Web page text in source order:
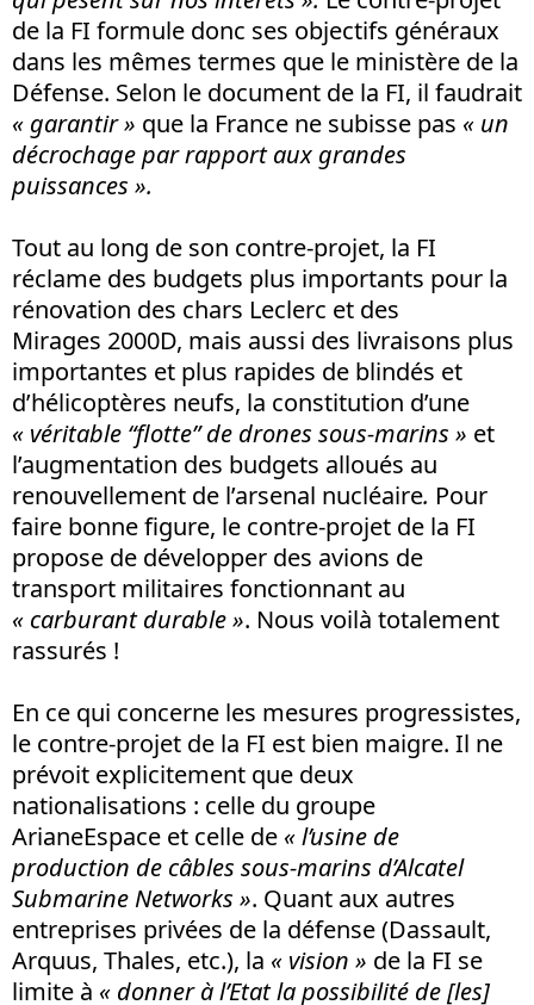
de la FI formule donc ses objectifs généraux
dans les mêmes termes que le ministère de la
Défense. Selon le document de la FI, il faudrait
« garantir » que la France ne subisse pas « un
décrochage par rapport aux grandes
puissances ».
Tout au long de son contre-projet, la FI
réclame des budgets plus importants pour la
rénovation des chars Leclerc et des
Mirages 2000D, mais aussi des livraisons plus
importantes et plus rapides de blindés et
d’hélicoptères neufs, la constitution d’une
« véritable “flotte” de drones sous-marins » et
l’augmentation des budgets alloués au
renouvellement de l’arsenal nucléaire. Pour
faire bonne figure, le contre-projet de la FI
propose de développer des avions de
transport militaires fonctionnant au
« carburant durable ». Nous voilà totalement
rassurés !
En ce qui concerne les mesures progressistes,
le contre-projet de la FI est bien maigre. Il ne
prévoit explicitement que deux
nationalisations : celle du groupe
ArianeEspace et celle de « l’usine de
production de câbles sous-marins d’Alcatel
Submarine Networks ». Quant aux autres
entreprises privées de la défense (Dassault,
Arquus, Thales, etc.), la « vision » de la FI se
limite à « donner à l’Etat la possibilité de [les]